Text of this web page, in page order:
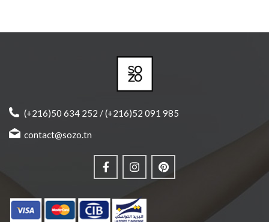
(+216)50 634 252 / (+216)52 091 985
contact@sozo.tn